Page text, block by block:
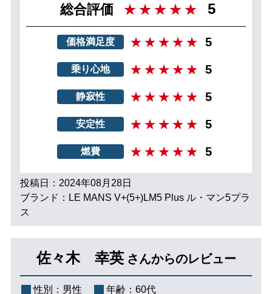
総合評価 5
価格満足度 5
乗り心地 5
静寂性 5
安定性 5
燃費 5
投稿日：2024年08月28日
ブランド：LE MANS V+(5+)LM5 Plus ル・マン5プラ
ス
佐々木 幸英 さんからのレビュー
性別： 男性 年齢： 60代